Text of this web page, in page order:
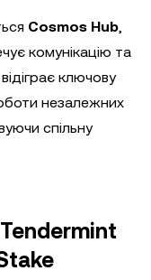
Cosmos Hub,
комунікацію та
ключову
незалежних
спільну